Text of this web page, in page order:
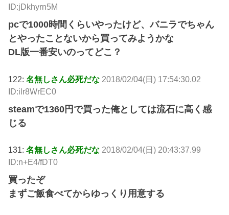
ID:jDkhyrn5M
pcで1000時間くらいやったけど、バニラでちゃん
とやったことないから買ってみようかな
DL版一番安いのってどこ？
122:名無しさん必死だな 2018/02/04(日) 17:54:30.02
ID:ilr8WrEC0
steamで1360円で買った俺としては流石に高く感
じる
131:名無しさん必死だな 2018/02/04(日) 20:43:37.99
ID:n+E4/fDT0
買ったぞ
まずご飯食べてからゆっくり用意する